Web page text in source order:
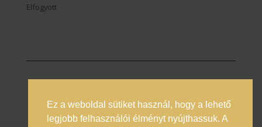
Elfogyott
Prémium italok magyarországi nagykövete
Ez a weboldal sütiket használ, hogy a lehető
legjobb felhasználói élményt nyújthassuk. A